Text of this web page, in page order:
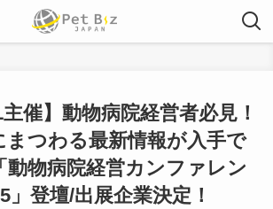
主催】動物病院経営者必見！
まつわる最新情報が入手で
動物病院経営カンファレン
」登壇/出展企業決定！